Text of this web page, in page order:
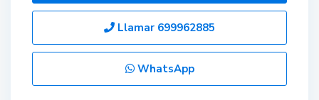
Llamar 699962885
WhatsApp